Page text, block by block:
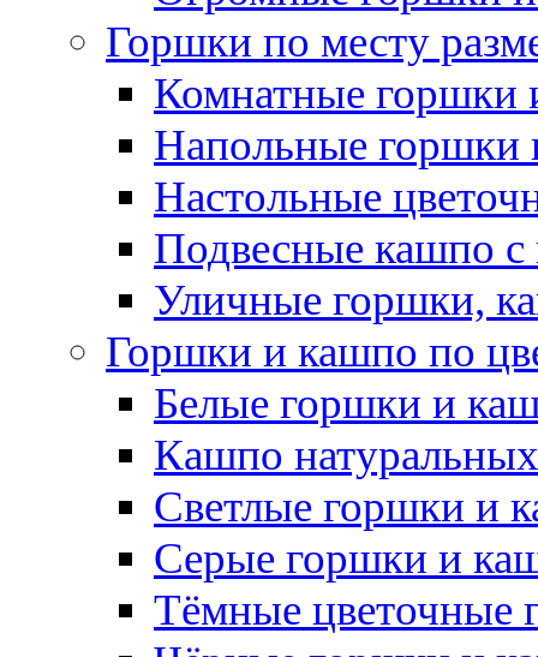
Горшки по месту
Комнатные горшки
Напольные горшки
Настольные
Подвесные кашпо с
Уличные горшки,
Горшки и кашпо по
Белые горшки и
Кашпо
Светлые горшки и
Серые горшки и
Тёмные цветочные